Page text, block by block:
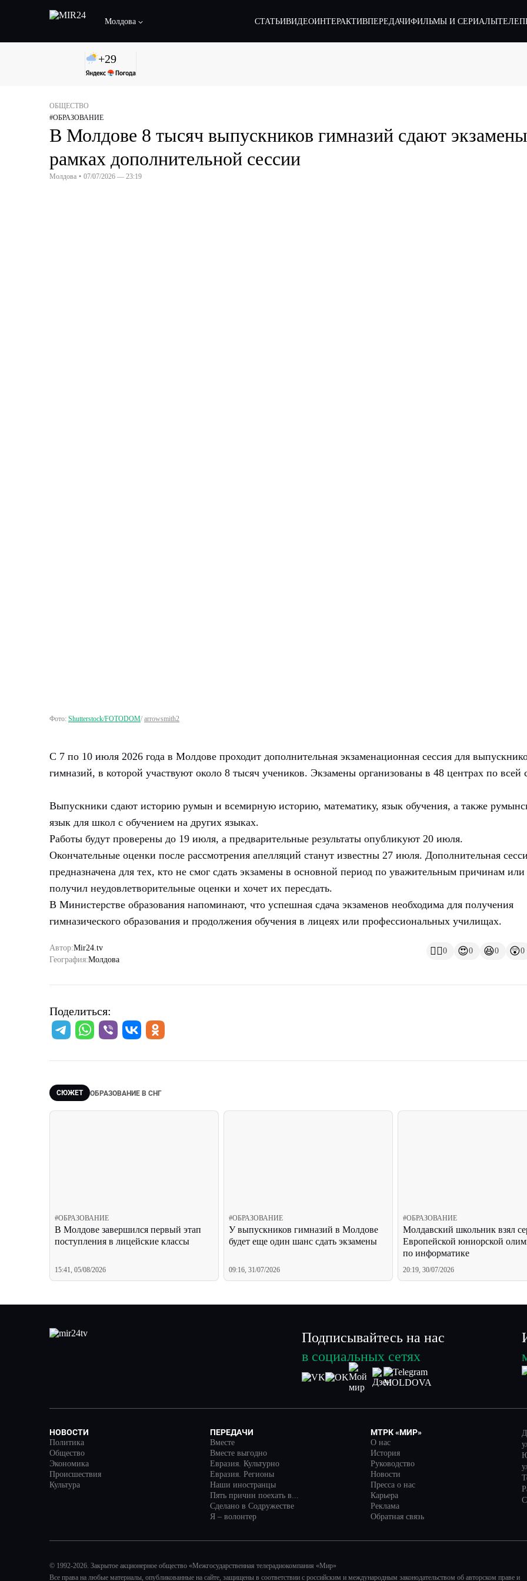
Молдова СТАТЬИВИДЕОИНТЕРАКТИВПЕРЕДАЧИФИЛЬМЫ И СЕРИАЛЫ
+29
ОБЩЕСТВО
#ОБРАЗОВАНИЕ
В Молдове 8 тысяч выпускников гимназий сдают
рамках дополнительной сессии
Молдова • 07/07/2026 — 23:19
Фото: Shutterstock/FOTODOM/ arrowsmith2
С 7 по 10 июля 2026 года в Молдове проходит дополнительная экзаменационная сессия для
гимназий, в которой участвуют около 8 тысяч учеников. Экзамены организованы в 48 центрах по всей
Выпускники сдают историю румын и всемирную историю, математику, язык обучения, а также
язык для школ с обучением на других языках.
Работы будут проверены до 19 июля, а предварительные результаты опубликуют 20 июля.
Окончательные оценки после рассмотрения апелляций станут известны 27 июля. Дополнительная
предназначена для тех, кто не смог сдать экзамены в основной период по уважительным причинам или
получил неудовлетворительные оценки и хочет их пересдать.
В Министерстве образования напоминают, что успешная сдача экзаменов необходима для получения
гимназического образования и продолжения обучения в лицеях или профессиональных училищах.
Автор:Mir24.tv
География:Молдова
👍🏻0 😍0 😆0 😲0
Поделиться:
СЮЖЕТ ОБРАЗОВАНИЕ В СНГ
#ОБРАЗОВАНИЕ
В Молдове завершился первый этап
поступления в лицейские классы
15:41, 05/08/2026
#ОБРАЗОВАНИЕ
У выпускников гимназий в Молдове
будет еще один шанс сдать экзамены
09:16, 31/07/2026
#ОБРАЗОВАНИЕ
Молдавский школьник взял
Европейской юниорской
по информатике
20:19, 30/07/2026
Подписывайтесь на нас
в социальных сетях
НОВОСТИ
Политика
Общество
Экономика
Происшествия
Культура
ПЕРЕДАЧИ
Вместе
Вместе выгодно
Евразия. Культурно
Евразия. Регионы
Наши иностранцы
Пять причин поехать в...
Сделано в Содружестве
Я – волонтер
МТРК «МИР»
О нас
История
Руководство
Новости
Пресса о нас
Карьера
Реклама
Обратная связь
© 1992-2026. Закрытое акционерное общество «Межгосударственная телерадиокомпания «Мир»
Все права на любые материалы, опубликованные на сайте, защищены в соответствии с российским и международным законодательством об авторском праве и